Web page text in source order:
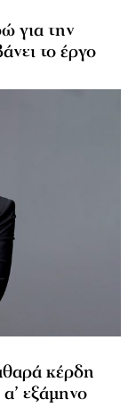
για την
το έργο
κέρδη
α’ εξάμηνο